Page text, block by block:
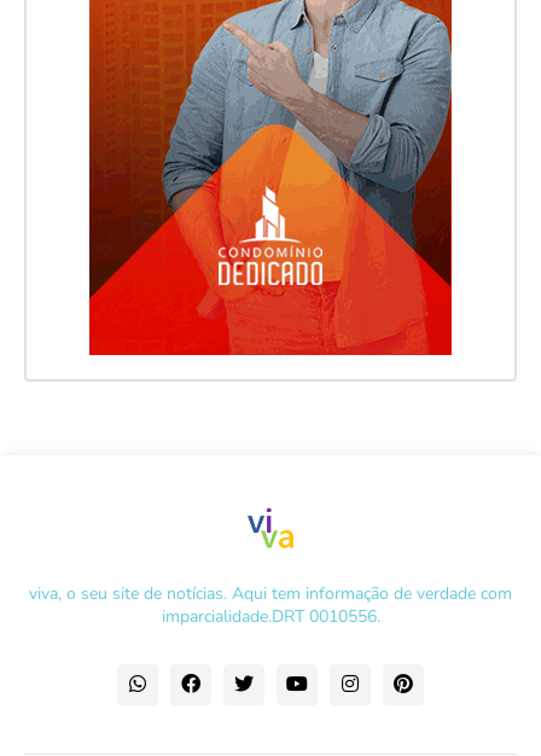
viva, o seu site de notícias. Aqui tem informação de verdade com
imparcialidade.DRT 0010556.